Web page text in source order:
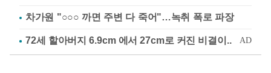
차가원 "○○○ 까면 주변 다 죽어"…녹취 폭로 파장